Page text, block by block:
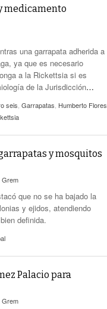
medicamento
una garrapata adherida a
ya que es necesario
a la Rickettsia si es
de la Jurisdicción…
seis Garrapatas Humberto Flores
y mosquitos
Grem
que no se ha bajado la
y ejidos, atendiendo
definida.
Palacio para
Grem